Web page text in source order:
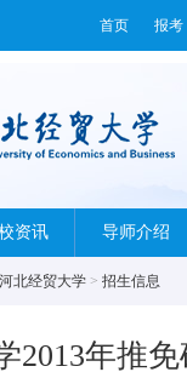
首页 报考
资讯 导师介绍
河北经贸大学 > 招生信息
2013年推